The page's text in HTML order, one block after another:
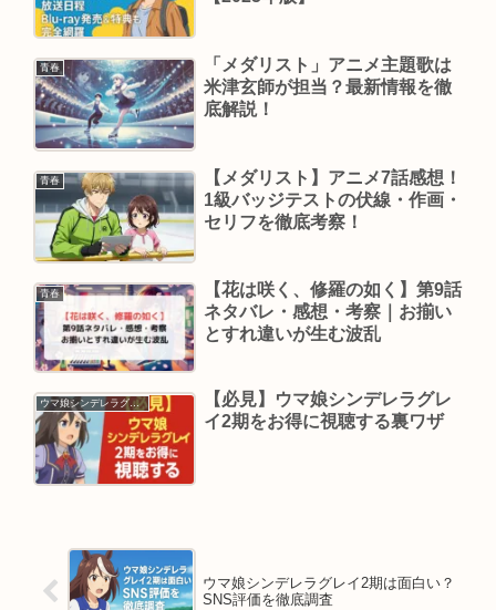
青春
「メダリスト」アニメ主題歌は
米津玄師が担当？最新情報を徹
底解説！
青春
【メダリスト】アニメ7話感想！
1級バッジテストの伏線・作画・
セリフを徹底考察！
青春
【花は咲く、修羅の如く】第9話
ネタバレ・感想・考察｜お揃い
とすれ違いが生む波乱
ウマ娘シンデレラグレイ
【必見】ウマ娘シンデレラグレ
イ2期をお得に視聴する裏ワザ
ウマ娘シンデレラグレイ2期は面白い？
SNS評価を徹底調査